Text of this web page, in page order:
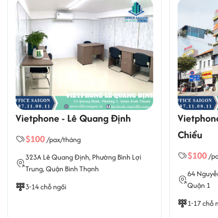
Dịch vụ văn phòng ảo tại Vietphone:địa
Phòng họp/hội nghị tại Vietphone:Từ 8-16
Vietphone - Lê Quang Định
$100/pax/tháng
323A Lê Quang Định,Phường Bình Lợi
Trung, Quận Bình Thạnh
3-14 chỗ ngồi
Chiểu
$100/
64
Quận 1
1-17 chỗ